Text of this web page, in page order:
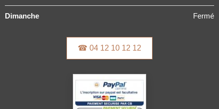
Dimanche Fermé
☎ 04 12 10 12 12